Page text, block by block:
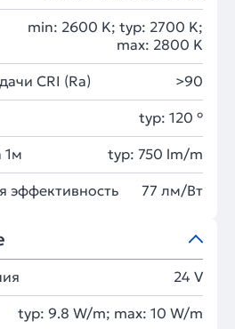
min: 2600 K; typ: 2700 K;
max: 2800 K
CRI (Ra) >90
typ: 120 °
1м typ: 750 lm/m
эффективность 77 лм/Вт
24 V
typ: 9.8 W/m; max: 10 W/m